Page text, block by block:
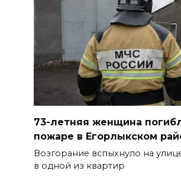
73-летняя женщина
пожаре в Егорлыкском
Возгорание вспыхнуло на
в одной из квартир